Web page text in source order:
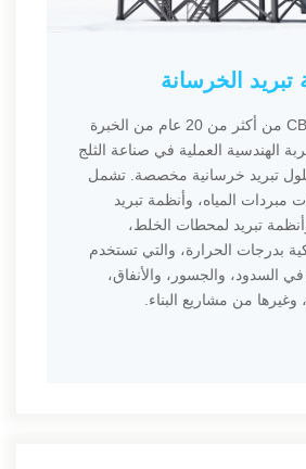
الخرسانة
تستفيد شركة CBFI من أكثر من 20 عام من الخبرة
الهندسية العملية في صناعة الثلج
حلول تبريد خرسانية مخصصة. تشمل
مبردات المياه، وأنظمة تبريد
تبريد لمحطات الخلط،
بدرجات الحرارة، والتي تستخدم
السدود، والجسور، والأنفاق،
من مشاريع البناء.